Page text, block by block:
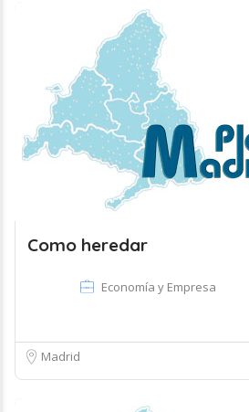
Como heredar
Economía y Empresa
Madrid